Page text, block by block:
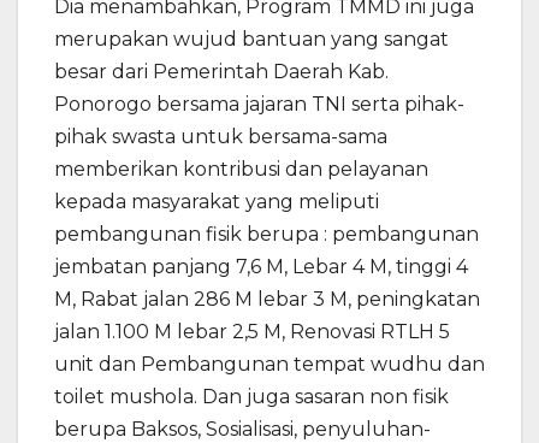
Dia menambahkan, Program TMMD ini juga
merupakan wujud bantuan yang sangat
besar dari Pemerintah Daerah Kab.
Ponorogo bersama jajaran TNI serta pihak-
pihak swasta untuk bersama-sama
memberikan kontribusi dan pelayanan
kepada masyarakat yang meliputi
pembangunan fisik berupa : pembangunan
jembatan panjang 7,6 M, Lebar 4 M, tinggi 4
M, Rabat jalan 286 M lebar 3 M, peningkatan
jalan 1.100 M lebar 2,5 M, Renovasi RTLH 5
unit dan Pembangunan tempat wudhu dan
toilet mushola. Dan juga sasaran non fisik
berupa Baksos, Sosialisasi, penyuluhan-